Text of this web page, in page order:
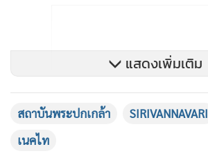
แสดงเพิ่มเติม
สถาบันพระปกเกล้า SIRIVANNAVARI
เนคไท